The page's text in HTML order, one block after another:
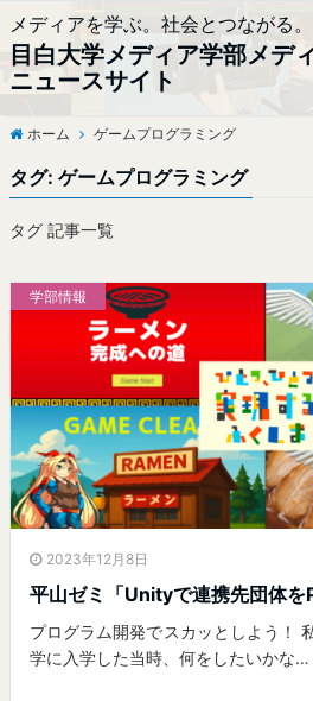
メディアを学ぶ。社会とつながる。
目白大学メディア学部メデ
ニュースサイト
ホーム ゲームプログラミング
タグ: ゲームプログラミング
タグ 記事一覧
学部情報
2023年12月8日
平山ゼミ「Unityで連携先団体を
プログラム開発でスカッとしよう！
学に入学した当時、何をしたいかな…